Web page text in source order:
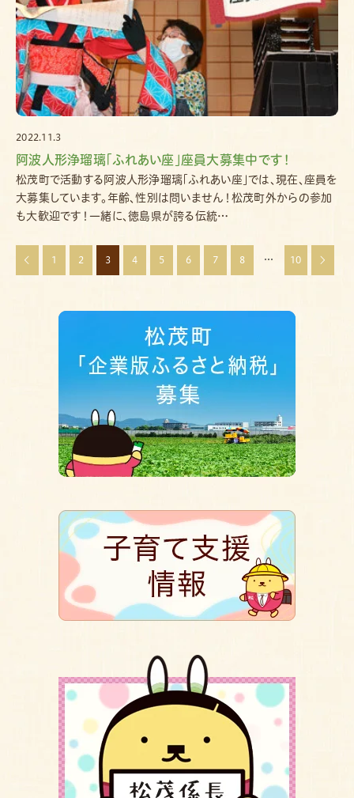
2022.11.3
阿波人形浄瑠璃「ふれあい座」座員大募集中です！
松茂町で活動する阿波人形浄瑠璃「ふれあい座」では、現在、座員を
大募集しています。年齢、性別は問いません！松茂町外からの参加
も大歓迎です！一緒に、徳島県が誇る伝統…
1 2 3 4 5 6 7 8 … 10